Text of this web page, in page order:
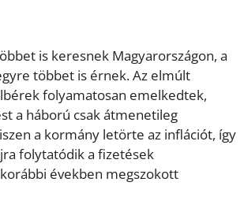
is keresnek Magyarországon, a
többet is érnek. Az elmúlt
folyamatosan emelkedtek,
a háború csak átmenetileg
a kormány letörte az inflációt, így
folytatódik a fizetések
években megszokott